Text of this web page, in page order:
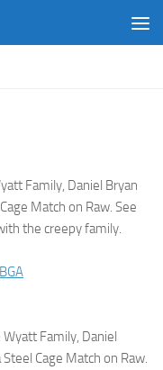
Family, Daniel Bryan
Match on Raw. See
the creepy family.